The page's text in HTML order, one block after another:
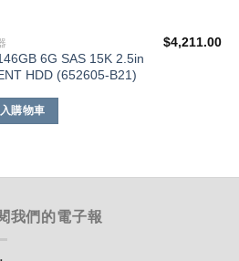
6G SAS 15K 2.5in
HDD (652605-B21)
$4,211.00
購物車
我們的電子報